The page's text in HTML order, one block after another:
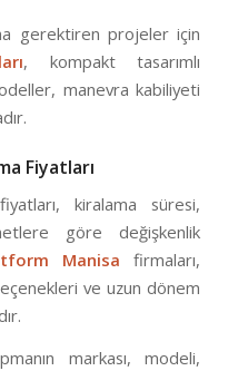
gerektiren projeler için
, kompakt tasarımlı
manevra kabiliyeti
Fiyatları
kiralama süresi,
göre değişkenlik
Manisa firmaları,
ve uzun dönem
markası, modeli,